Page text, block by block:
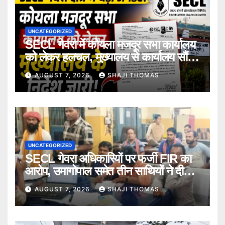
UNCATEGORIZED
SECL गेवरा में कोयला मजदूर सभा कार्यालय
को लेकर हलचल, मुख्यालय से कार्यालय सौंपने
के निर्देश।
AUGUST 7, 2026 SHAJI THOMAS
UNCATEGORIZED
SECL गेवरा अधिकारियों पर फर्जी FIR का
आरोप, उमागोपाल समेत तीन साथियों ने दी
गिरफ्तारी।
AUGUST 7, 2026 SHAJI THOMAS